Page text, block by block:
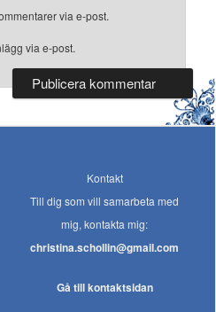
via e-post.
via e-post.
Kontakt
Till dig som vill samarbeta med
mig, kontakta mig:
christina.schollin@gmail.com
Gå till kontaktsidan